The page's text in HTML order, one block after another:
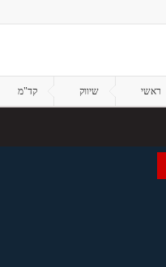
ראשי שיווק קד"מ